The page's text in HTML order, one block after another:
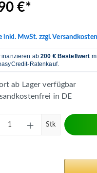
€*
inkl. MwSt. zzgl. Versandkosten
ab Lager verfügbar
in DE
Anzahl: Gib
Stk